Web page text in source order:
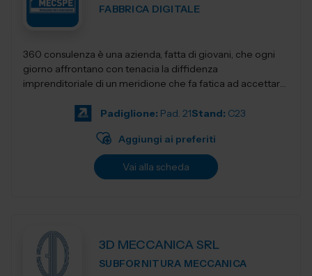
FABBRICA DIGITALE
360 consulenza è una azienda, fatta di giovani, che ogni
giorno affrontano con tenacia la diffidenza
imprenditoriale di un meridione che fa fatica ad accettare
Padiglione: Pad. 21Stand: C23
Aggiungi ai preferiti
Vai alla scheda
3D MECCANICA SRL
SUBFORNITURA MECCANICA